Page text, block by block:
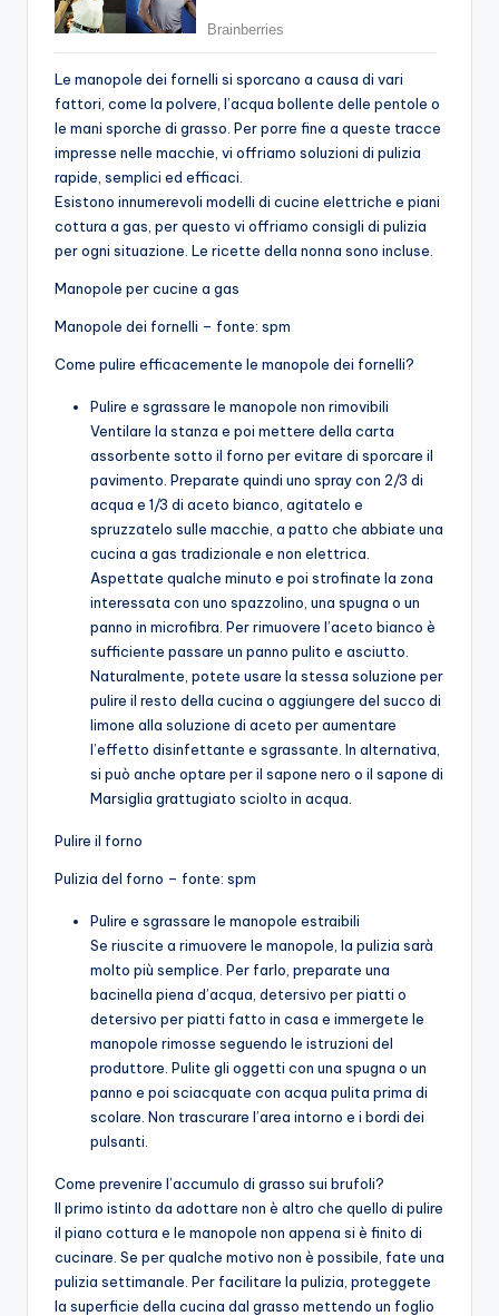
Le manopole dei fornelli si sporcano a causa di vari
fattori, come la polvere, l’acqua bollente delle pentole o
le mani sporche di grasso. Per porre fine a queste tracce
impresse nelle macchie, vi offriamo soluzioni di pulizia
rapide, semplici ed efficaci.
Esistono innumerevoli modelli di cucine elettriche e piani
cottura a gas, per questo vi offriamo consigli di pulizia
per ogni situazione. Le ricette della nonna sono incluse.
Manopole per cucine a gas
Manopole dei fornelli – fonte: spm
Come pulire efficacemente le manopole dei fornelli?
Pulire e sgrassare le manopole non rimovibili
Ventilare la stanza e poi mettere della carta
assorbente sotto il forno per evitare di sporcare il
pavimento. Preparate quindi uno spray con 2/3 di
acqua e 1/3 di aceto bianco, agitatelo e
spruzzatelo sulle macchie, a patto che abbiate una
cucina a gas tradizionale e non elettrica.
Aspettate qualche minuto e poi strofinate la zona
interessata con uno spazzolino, una spugna o un
panno in microfibra. Per rimuovere l’aceto bianco è
sufficiente passare un panno pulito e asciutto.
Naturalmente, potete usare la stessa soluzione per
pulire il resto della cucina o aggiungere del succo di
limone alla soluzione di aceto per aumentare
l’effetto disinfettante e sgrassante. In alternativa,
si può anche optare per il sapone nero o il sapone di
Marsiglia grattugiato sciolto in acqua.
Pulire il forno
Pulizia del forno – fonte: spm
Pulire e sgrassare le manopole estraibili
Se riuscite a rimuovere le manopole, la pulizia sarà
molto più semplice. Per farlo, preparate una
bacinella piena d’acqua, detersivo per piatti o
detersivo per piatti fatto in casa e immergete le
manopole rimosse seguendo le istruzioni del
produttore. Pulite gli oggetti con una spugna o un
panno e poi sciacquate con acqua pulita prima di
scolare. Non trascurare l’area intorno e i bordi dei
pulsanti.
Come prevenire l’accumulo di grasso sui brufoli?
Il primo istinto da adottare non è altro che quello di pulire
il piano cottura e le manopole non appena si è finito di
cucinare. Se per qualche motivo non è possibile, fate una
pulizia settimanale. Per facilitare la pulizia, proteggete
la superficie della cucina dal grasso mettendo un foglio